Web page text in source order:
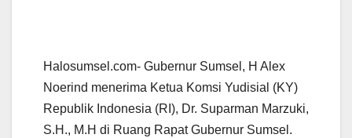
Halosumsel.com- Gubernur Sumsel, H Alex
Noerind menerima Ketua Komsi Yudisial (KY)
Republik Indonesia (RI), Dr. Suparman Marzuki,
S.H., M.H di Ruang Rapat Gubernur Sumsel.